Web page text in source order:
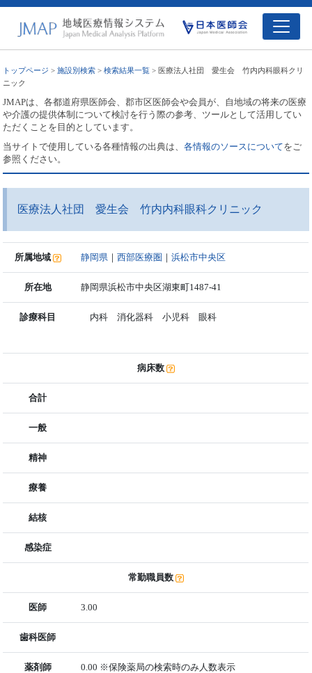
トップページ >施設別検索 >検索結果一覧 > 医療法人社団 愛生会 竹内内科眼科クリ
ニック
JMAPは、各都道府県医師会、郡市区医師会や会員が、自地域の将来の医療
や介護の提供体制について検討を行う際の参考、ツールとして活用してい
ただくことを目的としています。
当サイトで使用している各種情報の出典は、各情報のソースについてをご
参照ください。
医療法人社団 愛生会 竹内内科眼科クリニック
所属地域 静岡県 ｜西部医療圏 ｜浜松市中央区
所在地 静岡県浜松市中央区湖東町1487-41
診療科目 内科 消化器科 小児科 眼科
病床数
合計
一般
精神
療養
結核
感染症
常勤職員数
医師 3.00
歯科医師
薬剤師 0.00 ※保険薬局の検索時のみ人数表示